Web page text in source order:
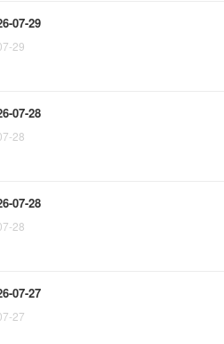
07-29
29
07-28
28
07-28
28
07-27
27